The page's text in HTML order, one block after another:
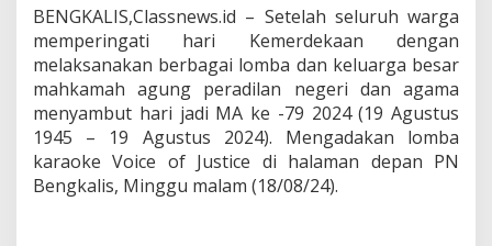
9
h
k
a
m
a
h
A
BENGKALIS,Classnews.id – Setelah seluruh warga
memperingati hari Kemerdekaan dengan
melaksanakan berbagai lomba dan keluarga besar
mahkamah agung peradilan negeri dan agama
menyambut hari jadi MA ke -79 2024 (19 Agustus
1945 – 19 Agustus 2024). Mengadakan lomba
karaoke Voice of Justice di halaman depan PN
Bengkalis, Minggu malam (18/08/24).